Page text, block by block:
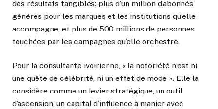
des résultats tangibles: plus d’un million d’abonnés
générés pour les marques et les institutions qu’elle
accompagne, et plus de 500 millions de personnes
touchées par les campagnes qu’elle orchestre.
Pour la consultante ivoirienne, « la notoriété n’est ni
une quête de célébrité, ni un effet de mode ». Elle la
considère comme un levier stratégique, un outil
d’ascension, un capital d’influence à manier avec